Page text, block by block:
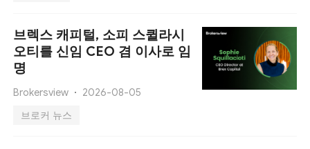
브렉스 캐피털, 소피 스퀼라시
오티를 신임 CEO 겸 이사로 임
명
Brokersview
2026-08-05
브로커 뉴스